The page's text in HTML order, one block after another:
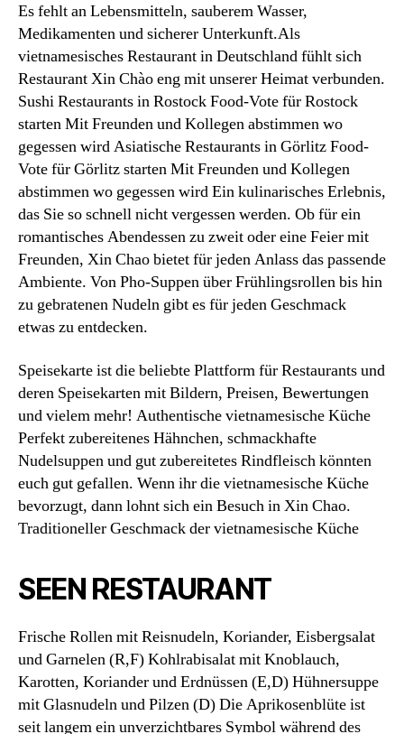
Es fehlt an Lebensmitteln, sauberem Wasser,
Medikamenten und sicherer Unterkunft.Als
vietnamesisches Restaurant in Deutschland fühlt sich
Restaurant Xin Chào eng mit unserer Heimat verbunden.
Sushi Restaurants in Rostock Food-Vote für Rostock
starten Mit Freunden und Kollegen abstimmen wo
gegessen wird Asiatische Restaurants in Görlitz Food-
Vote für Görlitz starten Mit Freunden und Kollegen
abstimmen wo gegessen wird Ein kulinarisches Erlebnis,
das Sie so schnell nicht vergessen werden. Ob für ein
romantisches Abendessen zu zweit oder eine Feier mit
Freunden, Xin Chao bietet für jeden Anlass das passende
Ambiente. Von Pho-Suppen über Frühlingsrollen bis hin
zu gebratenen Nudeln gibt es für jeden Geschmack
etwas zu entdecken.
Speisekarte ist die beliebte Plattform für Restaurants und
deren Speisekarten mit Bildern, Preisen, Bewertungen
und vielem mehr! Authentische vietnamesische Küche
Perfekt zubereitenes Hähnchen, schmackhafte
Nudelsuppen und gut zubereitetes Rindfleisch könnten
euch gut gefallen. Wenn ihr die vietnamesische Küche
bevorzugt, dann lohnt sich ein Besuch in Xin Chao.
Traditioneller Geschmack der vietnamesische Küche
SEEN RESTAURANT
Frische Rollen mit Reisnudeln, Koriander, Eisbergsalat
und Garnelen (R,F) Kohlrabisalat mit Knoblauch,
Karotten, Koriander und Erdnüssen (E,D) Hühnersuppe
mit Glasnudeln und Pilzen (D) Die Aprikosenblüte ist
seit langem ein unverzichtbares Symbol während des